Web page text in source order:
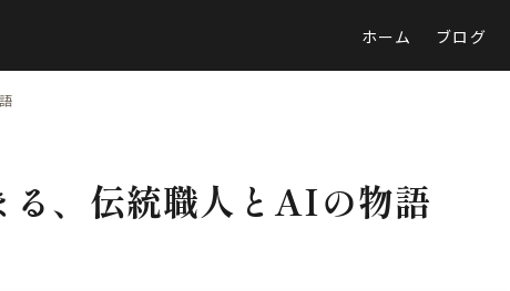
ホーム ブログ
る、伝統職人とAIの物語